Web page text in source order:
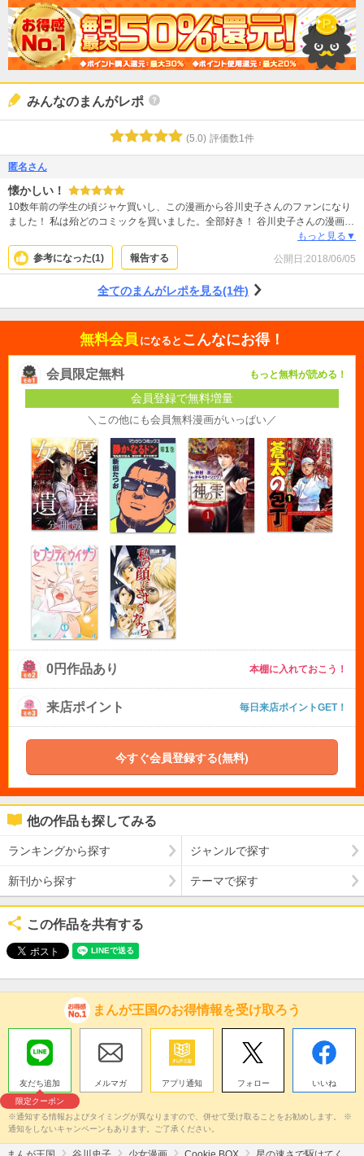
みんなのまんがレポ
(5.0) 評価数1 件
匿名さん
懐かしい！
10数年前の学生の頃ジャケ買いし、この漫画から谷川史子さんのファンになり
ました！ 私は殆どのコミックを買いました。全部好き！ 谷川史子さんの漫画を
読めばすぐにファンになるはず！ 是非買って読んで欲しい！ また時々読み返し
ます(^^)
もっと見る▼
参考になった(1) 報告する 公開日:2018/06/05
全てのまんがレポを見る(1件)
無料会員 になると こんなにお得！
会員限定無料 もっと無料が読める！
会員登録で無料増量
＼この他にも会員無料漫画がいっぱい／
0円作品あり 本棚に入れておこう！
来店ポイント 毎日来店ポイントGET！
今すぐ会員登録する(無料)
他の作品も探してみる
ランキングから探す ジャンルで探す
新刊から探す テーマで探す
この作品を共有する
まんが王国のお得情報を受け取ろう
友だち追加
限定クーポン
メルマガ アプリ通知 フォロー いいね
※通知する情報およびタイミングが異なりますので、併せて受け取ることをお勧めします。 ※
通知をしないキャンペーンもあります。ご了承ください。